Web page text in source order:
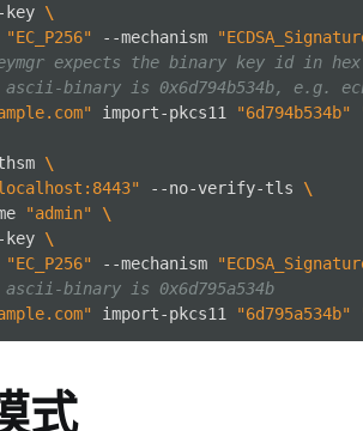
NW750
key \
"EC_P256" --mechanism
expects the binary key id in
ascii-binary is 0x6d794b534b, e.g.
import-pkcs11 "6d794b534b"
\
--no-verify-tls
\
"admin"
\
key \
"EC_P256" --mechanism
ascii-binary is 0x6d795a534b
import-pkcs11 "6d795a534b"